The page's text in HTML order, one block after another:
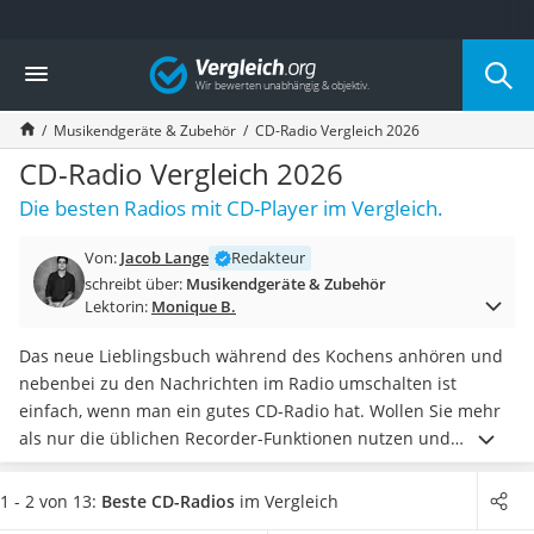
Die beliebtesten Vergleiche nach Kategorie
Elektronik
Powerstation
Monitor 32 Zoll 4K
Fernseher
Drucker
Desktop-PC
Diascanner
Laser-Multifunktionsdrucker
Powerstation mit Solarpanel
Gaming-PC
Soundbar
17-Zoll-Laptop
Satellitenschüssel
Gaming-Headset
Vergleich
Musikendgeräte & Zubehör CD-Radio Vergleich 2026
CD-Radio Vergleich 2026
Die besten Radios mit CD-Player im Vergleich.
Von: Jacob Lange
Redakteur
schreibt über: Musikendgeräte & Zubehör
Lektorin: Monique B.
Das neue Lieblingsbuch während des Kochens anhören und
nebenbei zu den Nachrichten im Radio umschalten ist
einfach, wenn man ein gutes CD-Radio hat. Wollen Sie mehr
als nur die üblichen Recorder-Funktionen nutzen und
vollkommenkabelfrei auf die Musikliste Ihres Computers
zugreifen , sollten Sie zu einem CD-Radio mit Bluetooth-
1 - 2 von 13: Beste CD-Radios im Vergleich